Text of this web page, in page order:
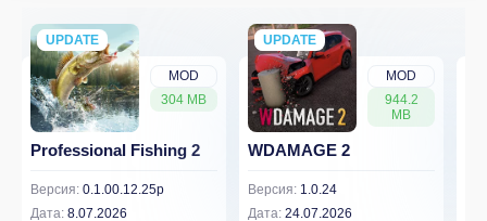
MOD
304 MB
UPDATE
NEW
Professional Fishing 2
Версия: 0.1.00.12.25p
Дата: 8.07.2026
MOD
944.2
MB
UPDATE
NEW
WDAMAGE 2
Версия: 1.0.24
Дата: 24.07.2026